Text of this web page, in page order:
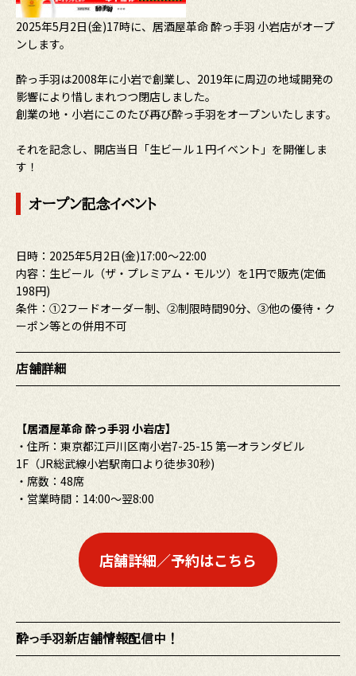
2025年5月2日(金)17時に、居酒屋革命 酔っ手羽 小岩店がオープ
ンします。
酔っ手羽は2008年に小岩で創業し、2019年に周辺の地域開発の
影響により惜しまれつつ閉店しました。
創業の地・小岩にこのたび再び酔っ手羽をオープンいたします。
それを記念し、開店当日「生ビール１円イベント」を開催しま
す！
オープン記念イベント
日時：2025年5月2日(金)17:00～22:00
内容：生ビール（ザ・プレミアム・モルツ）を1円で販売(定価
198円)
条件：①2フードオーダー制、②制限時間90分、③他の優待・ク
ーポン等との併用不可
店舗詳細
【居酒屋革命 酔っ手羽 小岩店】
・住所：東京都江戸川区南小岩7-25-15 第一オランダビル
1F（JR総武線小岩駅南口より徒歩30秒)
・席数：48席
・営業時間：14:00～翌8:00
店舗詳細／予約はこちら
酔っ手羽新店舗情報配信中！